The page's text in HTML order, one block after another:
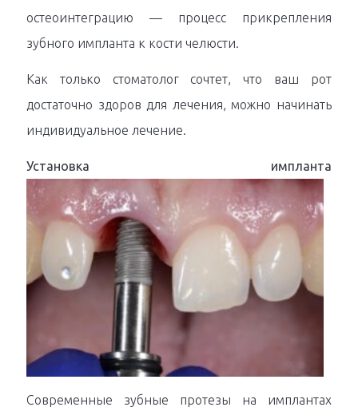
остеоинтеграцию — процесс прикрепления
зубного импланта к кости челюсти.
Как только стоматолог сочтет, что ваш рот
достаточно здоров для лечения, можно начинать
индивидуальное лечение.
Установка импланта
Современные зубные протезы на имплантах